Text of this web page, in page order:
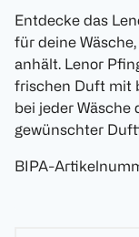
Entdecke das
für deine
anhält. Lenor
frischen Duft mit
bei jeder Wäsche
gewünschter
BIPA-